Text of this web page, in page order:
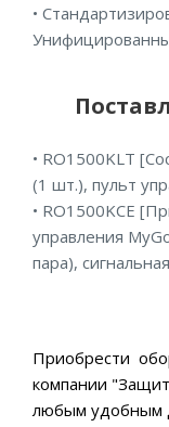
•
• RO1500KLT
(1 шт.), пульт
• RO1500KCE
управления
пара),
Приобрести
компании
любым удобным